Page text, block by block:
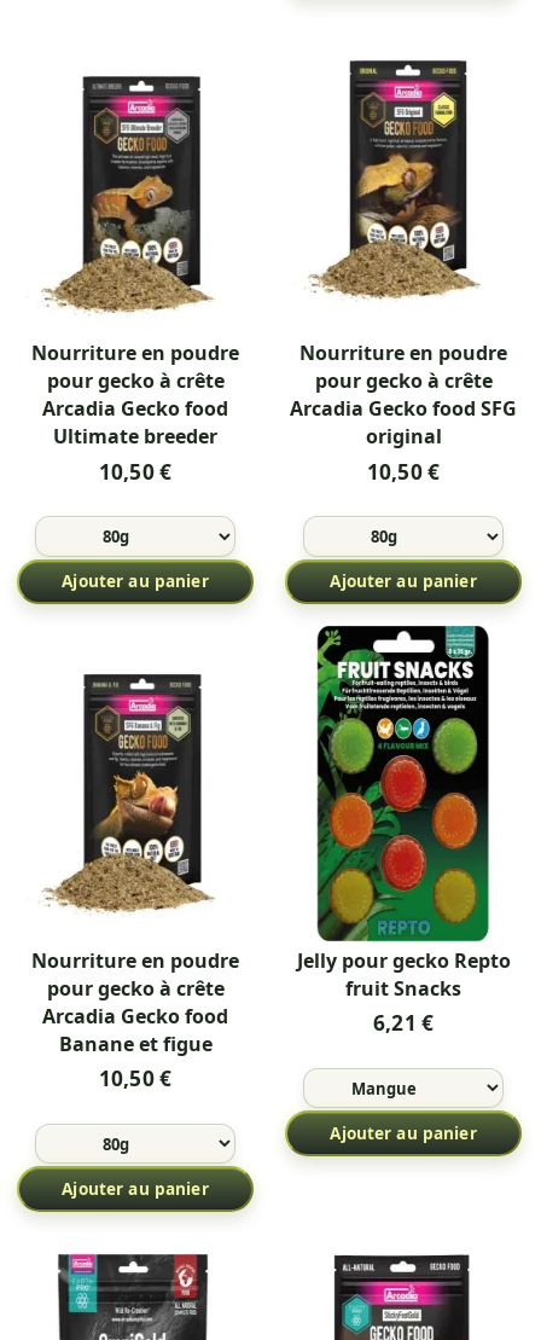
Nourriture en poudre
pour gecko à crête
Arcadia Gecko food
Ultimate breeder
10,50 €
Ajouter au panier
Nourriture en poudre
pour gecko à crête
Arcadia Gecko food SFG
original
10,50 €
Ajouter au panier
Nourriture en poudre
pour gecko à crête
Arcadia Gecko food
Banane et figue
10,50 €
Ajouter au panier
Jelly pour gecko Repto
fruit Snacks
6,21 €
Ajouter au panier